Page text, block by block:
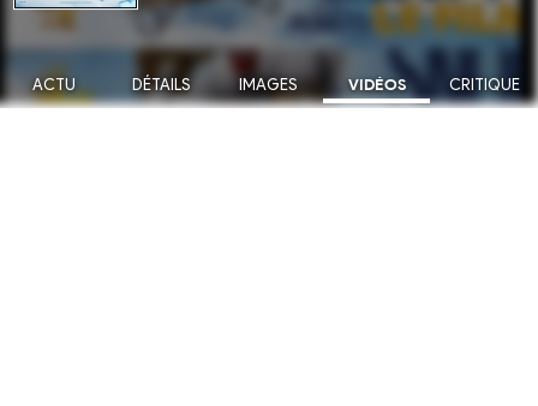
ACTU DÉTAILS IMAGES VIDÉOS CRITIQUE